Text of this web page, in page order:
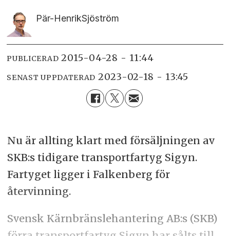
Pär-HenrikSjöström
PUBLICERAD 2015-04-28 - 11:44
SENAST UPPDATERAD 2023-02-18 - 13:45
Nu är allting klart med försäljningen av
SKB:s tidigare transportfartyg Sigyn.
Fartyget ligger i Falkenberg för
återvinning.
Svensk Kärnbränslehantering AB:s (SKB)